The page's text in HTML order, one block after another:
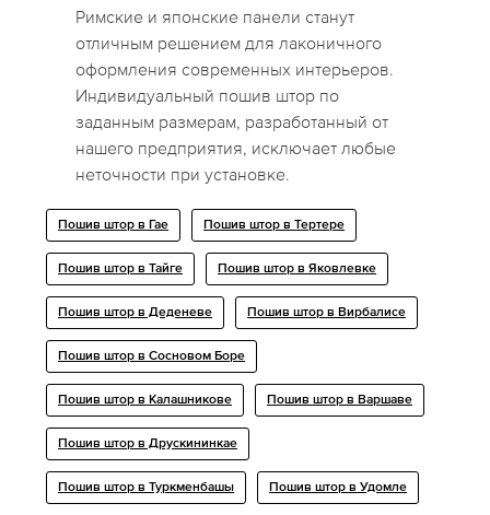
Римские и японские панели станут
отличным решением для лаконичного
оформления современных интерьеров.
Индивидуальный пошив штор по
заданным размерам, разработанный от
нашего предприятия, исключает любые
неточности при установке.
Пошив штор в Гае Пошив штор в Тертере
Пошив штор в Тайге Пошив штор в Яковлевке
Пошив штор в Деденеве Пошив штор в Вирбалисе
Пошив штор в Сосновом Боре
Пошив штор в Калашникове Пошив штор в Варшаве
Пошив штор в Друскининкае
Пошив штор в Туркменбашы Пошив штор в Удомле